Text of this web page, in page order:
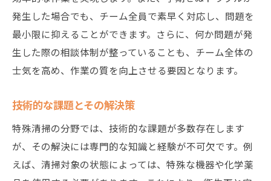
顧客満足度向上の秘訣
地域社会への貢献の形
従業員教育の重要性
サービス品質の維持方法
特殊清掃の課題を克服するためのステップ実践
編
発生した場合でも、チーム全員で素早く対応し、問題を
最小限に抑えることができます。さらに、何か問題が発
生した際の相談体制が整っていることも、チーム全体の
士気を高め、作業の質を向上させる要因となります。
技術的な課題とその解決策
特殊清掃の分野では、技術的な課題が多数存在します
が、その解決には専門的な知識と経験が不可欠です。例
えば、清掃対象の状態によっては、特殊な機器や化学薬